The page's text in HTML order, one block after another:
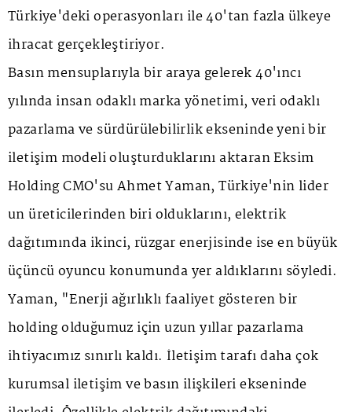
Türkiye'deki operasyonları ile 40'tan fazla ülkeye
ihracat gerçekleştiriyor.
Basın mensuplarıyla bir araya gelerek 40'ıncı
yılında insan odaklı marka yönetimi, veri odaklı
pazarlama ve sürdürülebilirlik ekseninde yeni bir
iletişim modeli oluşturduklarını aktaran Eksim
Holding CMO'su Ahmet Yaman, Türkiye'nin lider
un üreticilerinden biri olduklarını, elektrik
dağıtımında ikinci, rüzgar enerjisinde ise en büyük
üçüncü oyuncu konumunda yer aldıklarını söyledi.
Yaman, "Enerji ağırlıklı faaliyet gösteren bir
holding olduğumuz için uzun yıllar pazarlama
ihtiyacımız sınırlı kaldı. İletişim tarafı daha çok
kurumsal iletişim ve basın ilişkileri ekseninde